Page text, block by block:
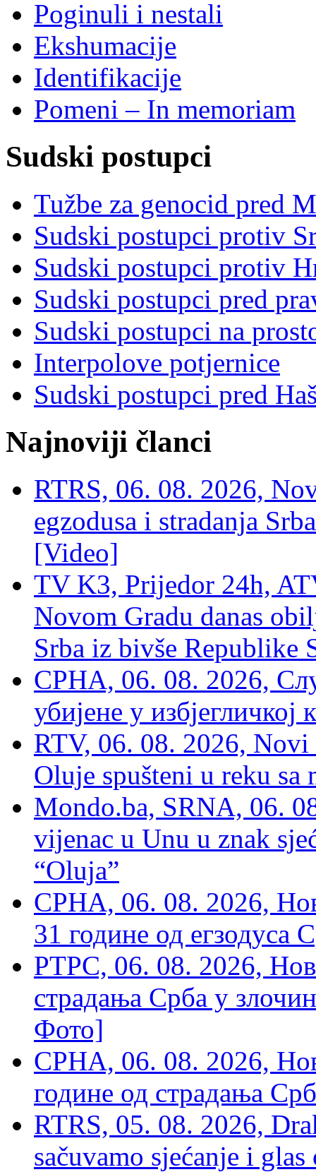
Poginuli i nestali
Ekshumacije
Identifikacije
Pomeni – In memoriam
Sudski postupci
Tužbe za genocid pred
Sudski postupci protiv
Sudski postupci protiv
Sudski postupci pred
Sudski postupci na
Interpolove potjernice
Sudski postupci pred
Najnoviji članci
RTRS, 06. 08. 2026,
egzodusa i stradanja
[Video]
TV K3, Prijedor 24h,
Novom Gradu danas
Srba iz bivše Republike
СРНА, 06. 08. 2026,
убијене у избјегличкој
RTV, 06. 08. 2026, Novi
Oluje spušteni u reku sa
Mondo.ba, SRNA, 06.
vijenac u Unu u znak
“Oluja”
СРНА, 06. 08. 2026,
31 године од егзодуса
РТРС, 06. 08. 2026,
страдања Срба у
Фото]
СРНА, 06. 08. 2026,
године од страдања
RTRS, 05. 08. 2026,
sačuvamo sjećanje i